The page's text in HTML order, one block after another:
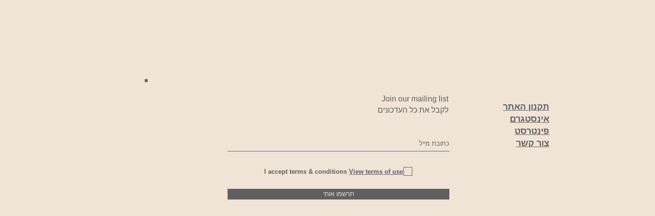
Join our mailing list
לקבל את כל העדכונים
I accept terms & conditions View terms of use
תרשמו אותי
תקנון האתר
אינסטגרם
פינטרסט
צור קשר